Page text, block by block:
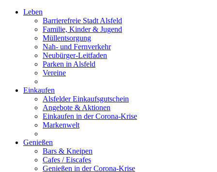
Leben
Barrierefreie Stadt Alsfeld
Familie, Kinder & Jugend
Müllentsorgung
Nah- und Fernverkehr
Neubürger-Leitfaden
Parken in Alsfeld
Vereine
Einkaufen
Alsfelder Einkaufsgutschein
Angebote & Aktionen
Einkaufen in der Corona-Krise
Markenwelt
Genießen
Bars & Kneipen
Cafes / Eiscafes
Genießen in der Corona-Krise